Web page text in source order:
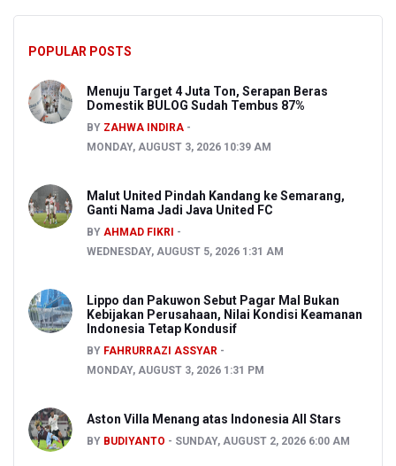
POPULAR POSTS
Menuju Target 4 Juta Ton, Serapan Beras
Domestik BULOG Sudah Tembus 87%
BY ZAHWA INDIRA
MONDAY, AUGUST 3, 2026 10:39 AM
Malut United Pindah Kandang ke Semarang,
Ganti Nama Jadi Java United FC
BY AHMAD FIKRI
WEDNESDAY, AUGUST 5, 2026 1:31 AM
Lippo dan Pakuwon Sebut Pagar Mal Bukan
Kebijakan Perusahaan, Nilai Kondisi Keamanan
Indonesia Tetap Kondusif
BY FAHRURRAZI ASSYAR
MONDAY, AUGUST 3, 2026 1:31 PM
Aston Villa Menang atas Indonesia All Stars
BY BUDIYANTO SUNDAY, AUGUST 2, 2026 6:00 AM